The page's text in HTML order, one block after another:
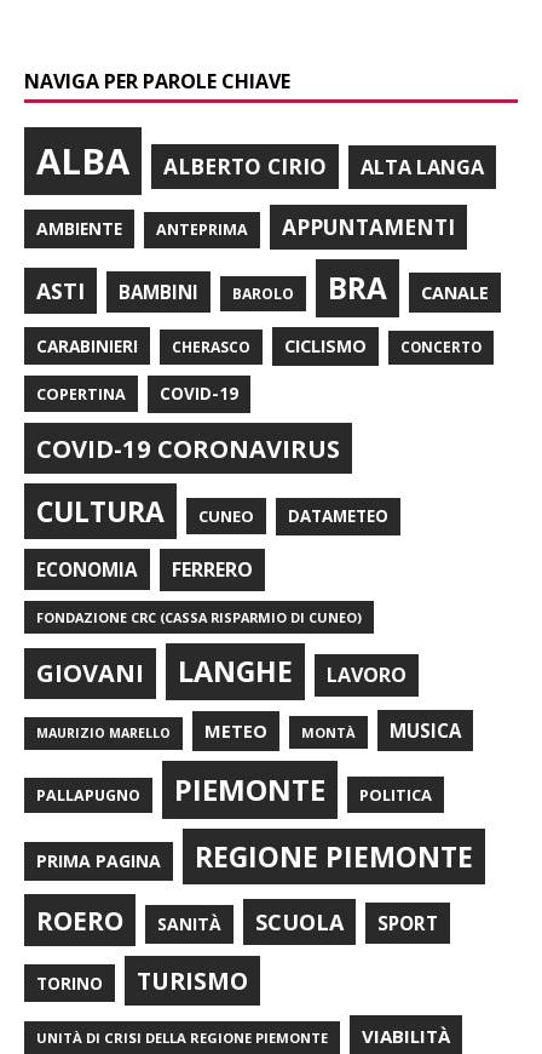
NAVIGA PER PAROLE CHIAVE
ALBA ALBERTO CIRIO ALTA LANGA
AMBIENTE ANTEPRIMA APPUNTAMENTI
ASTI BAMBINI BAROLO BRA CANALE
CARABINIERI CHERASCO CICLISMO CONCERTO
COPERTINA COVID-19
COVID-19 CORONAVIRUS
CULTURA CUNEO DATAMETEO
ECONOMIA FERRERO
FONDAZIONE CRC (CASSA RISPARMIO DI CUNEO)
GIOVANI LANGHE LAVORO
MAURIZIO MARELLO METEO MONTÀ MUSICA
PALLAPUGNO PIEMONTE POLITICA
PRIMA PAGINA REGIONE PIEMONTE
ROERO SANITÀ SCUOLA SPORT
TORINO TURISMO
UNITÀ DI CRISI DELLA REGIONE PIEMONTE VIABILITÀ